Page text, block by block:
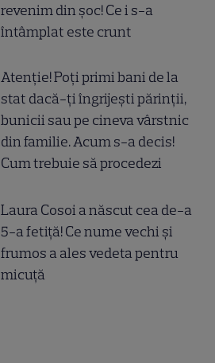
revenim din șoc! Ce i s-a
întâmplat este crunt
Atenție! Poți primi bani de la
stat dacă-ți îngrijești părinții,
bunicii sau pe cineva vârstnic
din familie. Acum s-a decis!
Cum trebuie să procedezi
Laura Cosoi a născut cea de-a
5-a fetiță! Ce nume vechi și
frumos a ales vedeta pentru
micuță